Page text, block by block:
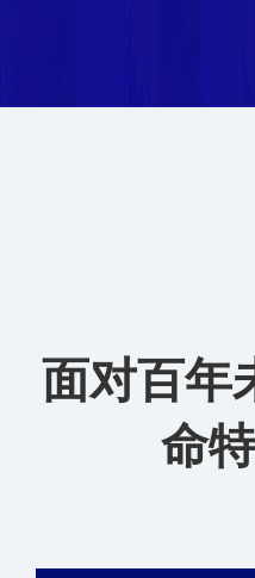
面对百年
命